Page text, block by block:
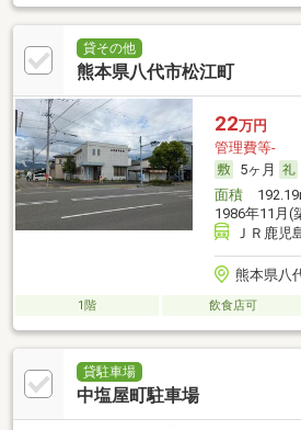
貸その他
熊本県八代市松江町
22万円
管理費等-
5ヶ月
面積
1986年11月(
ＪＲ鹿児
熊本県八
1階 飲食店可
貸駐車場
中塩屋町駐車場